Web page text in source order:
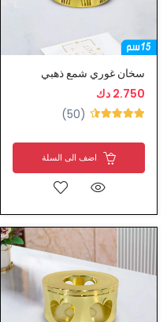
سخان غوري شمع ذهبي
2.750 دك
(50)
اضف الى السلة